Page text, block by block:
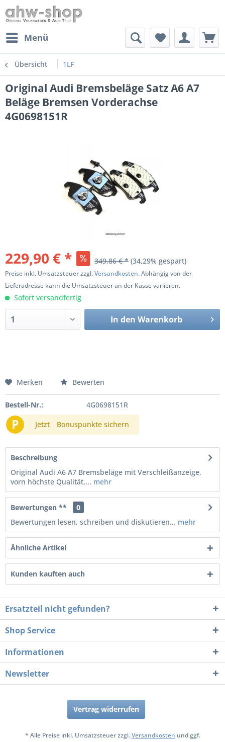
Menü
Übersicht 1LF
Original Audi Bremsbeläge Satz A6 A7
Beläge Bremsen Vorderachse
4G0698151R
229,90 € * 349,86 € * (34,29% gespart)
Preise inkl. Umsatzsteuer zzgl.Versandkosten. Abhängig von der
Lieferadresse kann die Umsatzsteuer an der Kasse variieren.
Sofort versandfertig
In den Warenkorb
Merken Bewerten
Bestell-Nr.: 4G0698151R
P Jetzt Bonuspunkte sichern
Beschreibung
Original Audi A6 A7 Bremsbeläge mit Verschleißanzeige,
vorn höchste Qualität,... mehr
Bewertungen **
0
Bewertungen lesen, schreiben und diskutieren... mehr
Ähnliche Artikel
Kunden kauften auch
Ersatzteil nicht gefunden?
Shop Service
Informationen
Newsletter
Vertrag widerrufen
* Alle Preise inkl. Umsatzsteuer zzgl.Versandkosten und ggf.